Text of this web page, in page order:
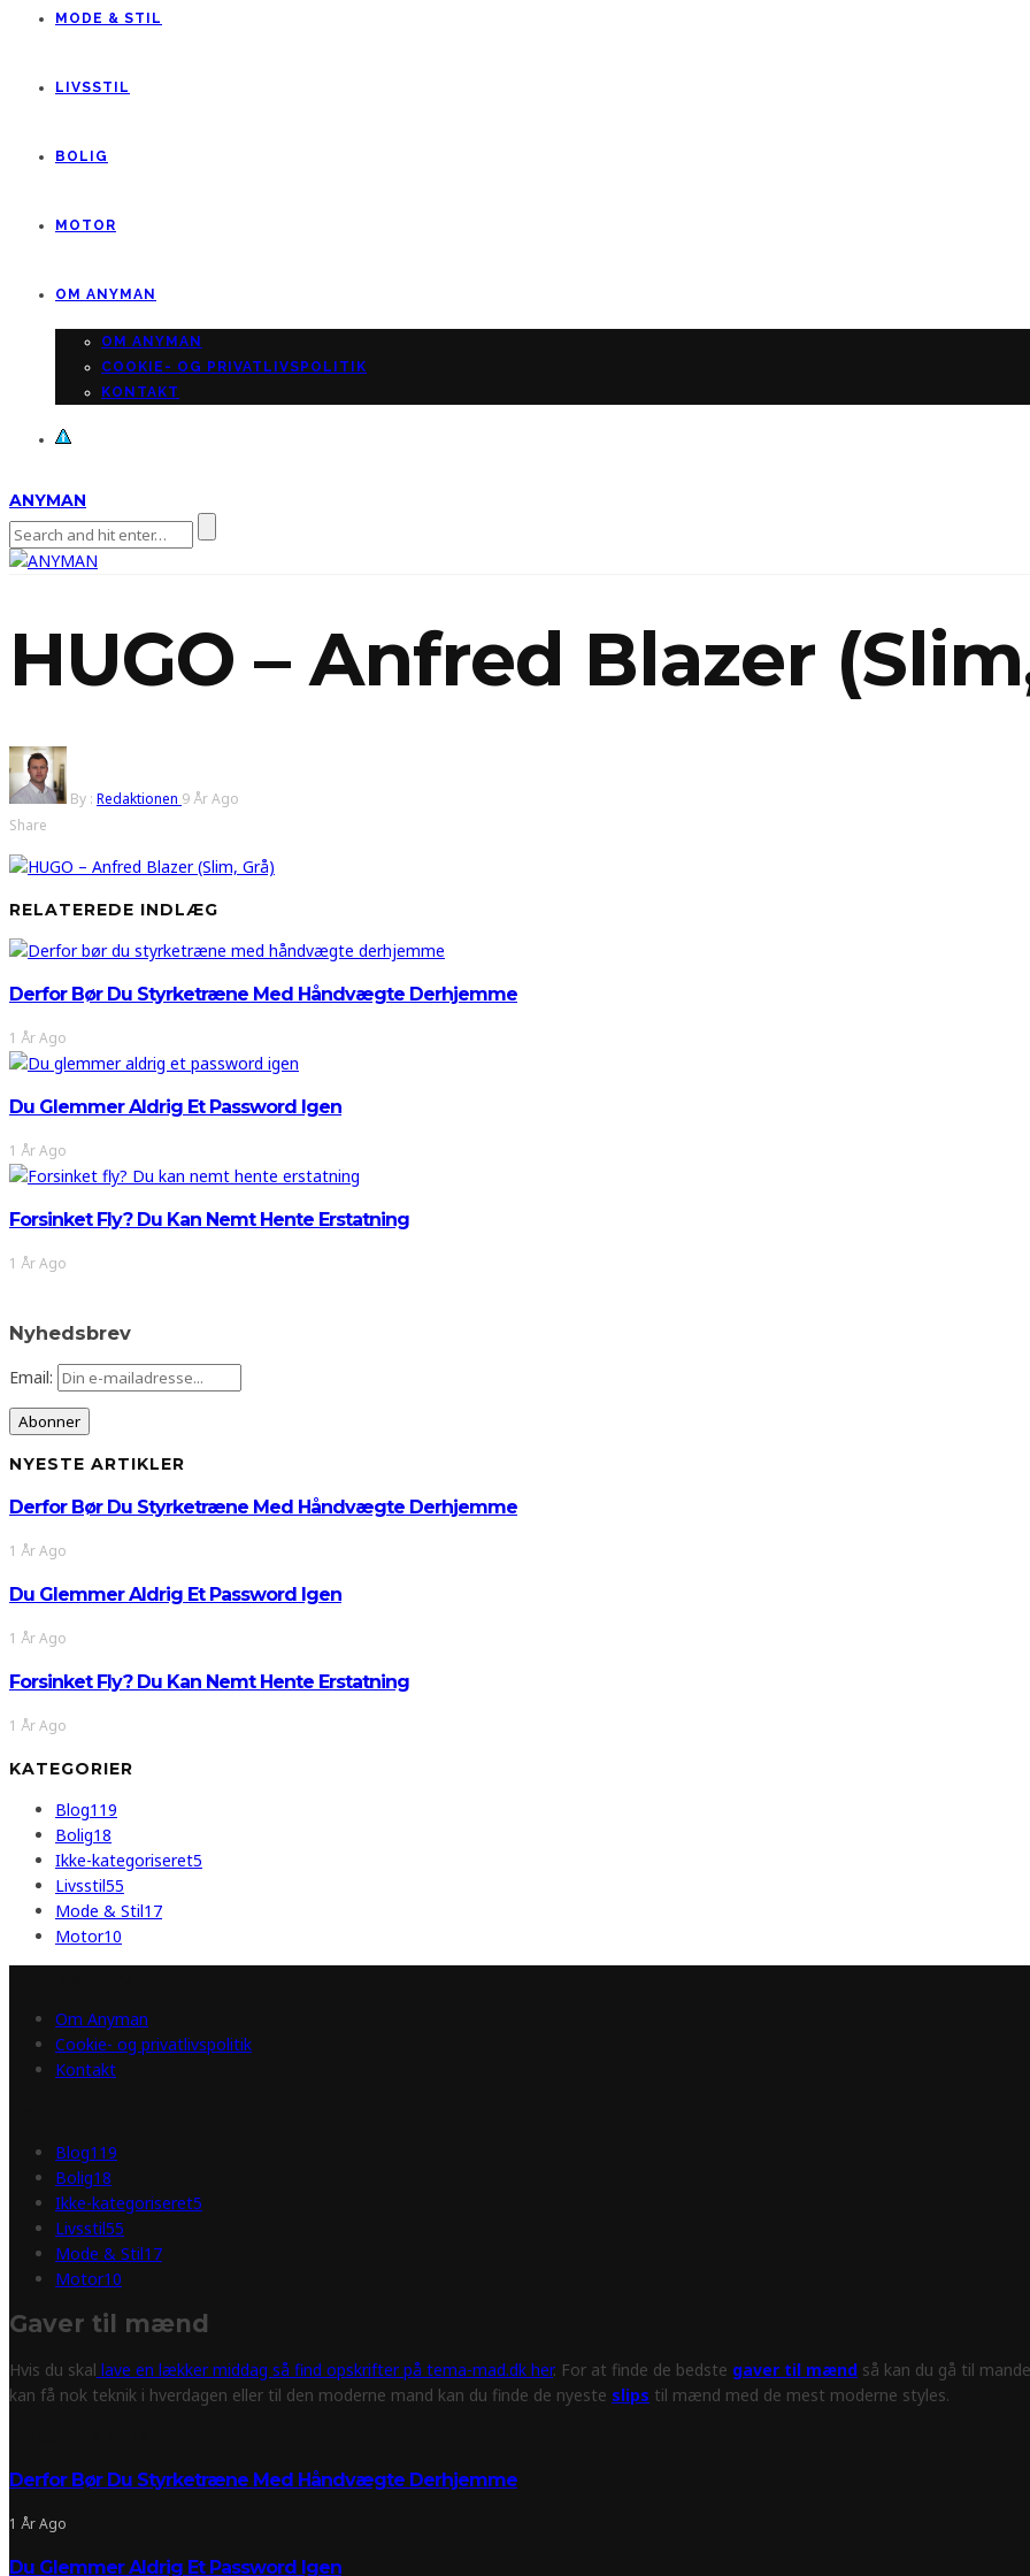
MODE & STIL
LIVSSTIL
BOLIG
MOTOR
OM ANYMAN
OM ANYMAN
COOKIE- OG PRIVATLIVSPOLITIK
KONTAKT
ANYMAN
HUGO – Anfred Blazer
By : Redaktionen 9 År Ago
Share
RELATEREDE INDLÆG
Derfor Bør Du Styrketræne Med Håndvægte Derhjemme
1 År Ago
Du Glemmer Aldrig Et Password Igen
1 År Ago
Forsinket Fly? Du Kan Nemt Hente Erstatning
1 År Ago
Nyhedsbrev
Email:
NYESTE ARTIKLER
Derfor Bør Du Styrketræne Med Håndvægte Derhjemme
1 År Ago
Du Glemmer Aldrig Et Password Igen
1 År Ago
Forsinket Fly? Du Kan Nemt Hente Erstatning
1 År Ago
KATEGORIER
Blog119
Bolig18
Ikke-kategoriseret5
Livsstil55
Mode & Stil17
Motor10
Om Anyman
Cookie- og privatlivspolitik
Kontakt
Blog119
Bolig18
Ikke-kategoriseret5
Livsstil55
Mode & Stil17
Motor10
Gaver til mænd
Hvis du skal lave en lækker middag så find opskrifter på tema-mad.dk her. For at finde de bedste gaver til mænd så kan du gå til
kan få nok teknik i hverdagen eller til den moderne mand kan du finde de nyeste slips til mænd med de mest moderne styles.
Derfor Bør Du Styrketræne Med Håndvægte Derhjemme
1 År Ago
Du Glemmer Aldrig Et Password Igen